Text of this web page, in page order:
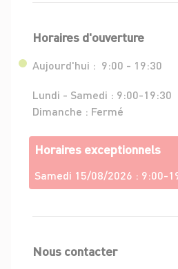
Horaires d'ouverture
Aujourd'hui : 9:00 - 19:30
Lundi - Samedi : 9:00-19:30
Dimanche : Fermé
Horaires exceptionnels
Samedi 15/08/2026 : 9:00-
Nous contacter